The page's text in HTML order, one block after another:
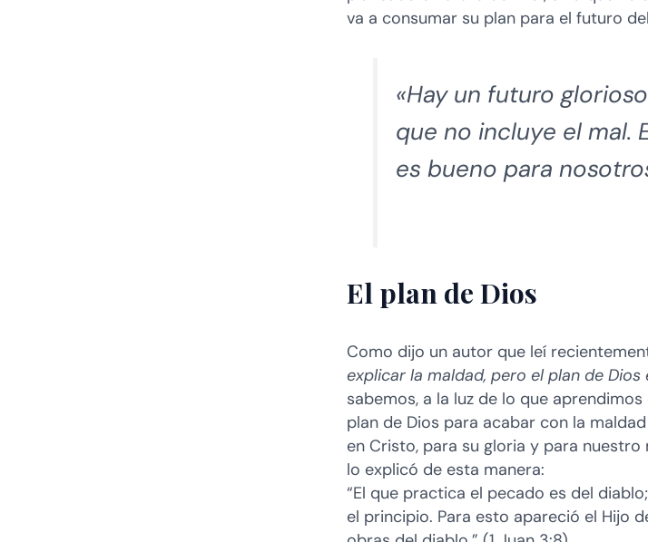
va a consumar su plan para el futuro
«Hay un futuro
que no incluye el mal.
es bueno para
El plan de Dios
Como dijo un autor que leí
explicar la maldad, pero el plan de
sabemos, a la luz de lo que aprendimos
plan de Dios para acabar con la
en Cristo, para su gloria y para nuestro
lo explicó de esta manera:
“El que practica el pecado es del
el principio. Para esto apareció el Hijo